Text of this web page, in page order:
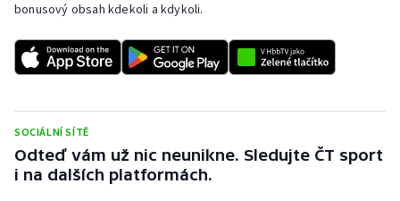
Stolní tenis
Triatlon
Veslování
bonusový obsah kdekoli a kdykoli.
SOCIÁLNÍ SÍTĚ
Odteď vám už nic neunikne. Sledujte ČT sport
i na dalších platformách.